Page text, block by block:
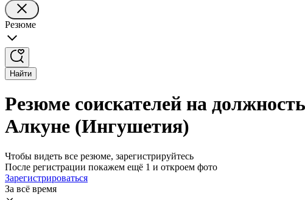
Резюме
Найти
Резюме соискателей на
Алкуне (Ингушетия)
Чтобы видеть все резюме, зарегистрируйтесь
После регистрации покажем ещё 1 и откроем фото
Зарегистрироваться
За всё время